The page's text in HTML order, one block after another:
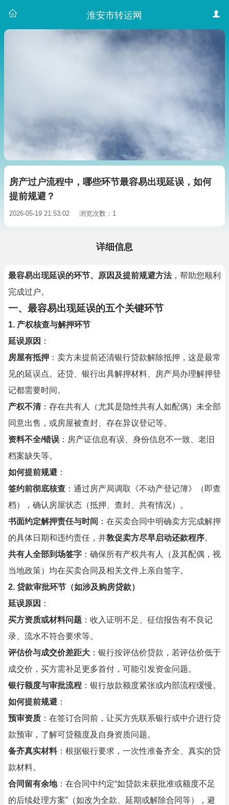
淮安市转运网
房产过户流程中，哪些环节最容易出现延误，如何
提前规避？
2026-05-19 21:53:02 浏览次数：1
详细信息
最容易出现延误的环节、原因及提前规避方法，帮助您顺利
完成过户。
一、最容易出现延误的五个关键环节
1. 产权核查与解押环节
延误原因 ：
房屋有抵押 ：卖方未提前还清银行贷款解除抵押，这是最常
见的延误点。还贷、银行出具解押材料、房产局办理解押登
记都需要时间。
产权不清：存在共有人（尤其是隐性共有人如配偶）未全部
同意出售，或房屋被查封、存在异议登记等。
资料不全/错误 ：房产证信息有误、身份信息不一致、老旧
档案缺失等。
如何提前规避 ：
签约前彻底核查 ：通过房产局调取《不动产登记簿》（即查
档），确认房屋状态（抵押、查封、共有情况）。
书面约定解押责任与时间 ：在买卖合同中明确卖方完成解押
的具体日期和违约责任，并敦促卖方尽早启动还款程序。
共有人全部到场签字 ：确保所有产权共有人（及其配偶，视
当地政策）均在买卖合同及相关文件上亲自签字。
2. 贷款审批环节（如涉及购房贷款）
延误原因 ：
买方资质或材料问题 ：收入证明不足、征信报告有不良记
录、流水不符合要求等。
评估价与成交价差距大 ：银行按评估价贷款，若评估价低于
成交价，买方需补足更多首付，可能引发资金问题。
银行额度与审批流程 ：银行放款额度紧张或内部流程缓慢。
如何提前规避 ：
预审资质 ：在签订合同前，让买方先联系银行或中介进行贷
款预审，了解可贷额度及自身资质问题。
备齐真实材料：根据银行要求，一次性准备齐全、真实的贷
款材料。
合同留有余地：在合同中约定“如贷款未获批准或额度不足
的后续处理方案”（如改为全款、延期或解除合同等），避